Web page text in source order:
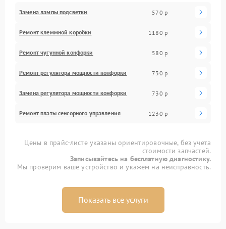
Замена лампы подсветки 570 р
Ремонт клеммной коробки 1180 р
Ремонт чугунной конфорки 580 р
Ремонт регулятора мощности конфорки 730 р
Замена регулятора мощности конфорки 730 р
Ремонт платы сенсорного управления 1230 р
Цены в прайс-листе указаны ориентировочные, без учета
стоимости запчастей.
Записывайтесь на бесплатную диагностику.
Мы проверим ваше устройство и укажем на неисправность.
Показать все услуги